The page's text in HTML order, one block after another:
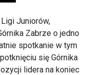
Juniorów,
Zabrze o jedno
spotkanie w tym
się Górnika
lidera na koniec